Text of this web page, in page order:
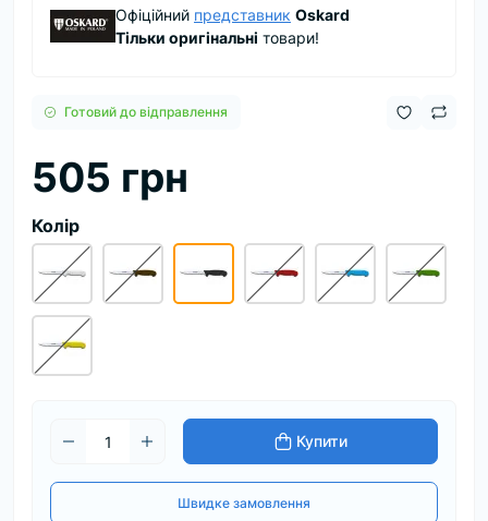
Офіційний представник Oskard
Тільки оригінальні товари!
Готовий до відправлення
505 грн
Колір
Купити
Швидке замовлення